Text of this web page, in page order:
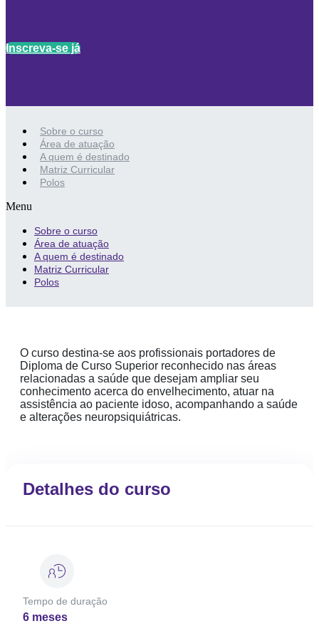
Inscreva-se já
Sobre o curso
Área de atuação
A quem é destinado
Matriz Curricular
Polos
Menu
Sobre o curso
Área de atuação
A quem é destinado
Matriz Curricular
Polos
O curso destina-se aos profissionais portadores de
Diploma de Curso Superior reconhecido nas áreas
relacionadas a saúde que desejam ampliar seu
conhecimento acerca do envelhecimento, atuar na
assistência ao paciente idoso, acompanhando a saúde
e alterações neuropsiquiátricas.
Detalhes do curso
Tempo de duração
6 meses